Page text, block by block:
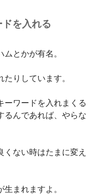
を入れる
とかが有名。
りしています。
ーワードを入れまくる
るんであれば、やらな
ない時はたまに変え
まれますよ。